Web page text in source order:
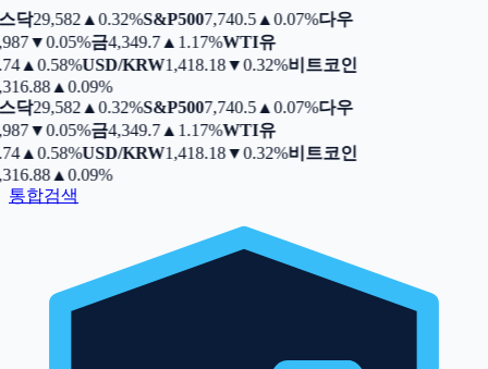
닥29,582▲0.32%S&P5007,740.5▲0.07%다우
▼0.05%금4,349.7▲ 1.17%WTI유
▲0.58%USD/KRW1,418.18▼0.32%비트코인
▲0.09%
닥29,582▲0.32%S&P5007,740.5▲0.07%다우
▼0.05%금4,349.7▲ 1.17%WTI유
▲0.58%USD/KRW1,418.18▼0.32%비트코인
▲0.09%
통합검색